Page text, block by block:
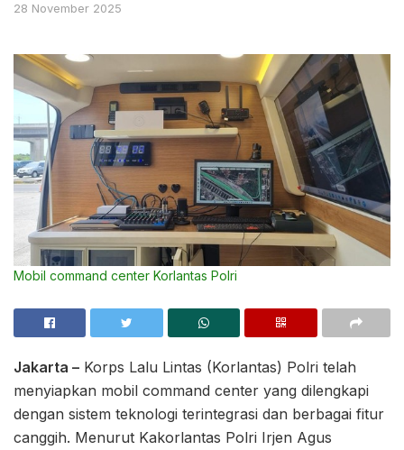
28 November 2025
Mobil command center Korlantas Polri
Jakarta – Korps Lalu Lintas (Korlantas) Polri telah
menyiapkan mobil command center yang dilengkapi
dengan sistem teknologi terintegrasi dan berbagai fitur
canggih. Menurut Kakorlantas Polri Irjen Agus